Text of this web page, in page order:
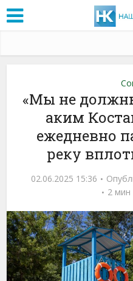
«Мы не
аким
ежедневно
реку
02.06.2025 15:36
2 мин